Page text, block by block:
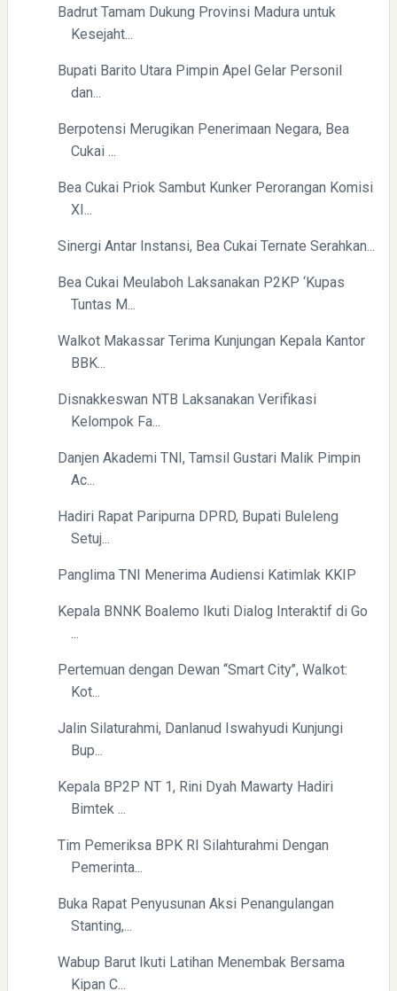
Badrut Tamam Dukung Provinsi Madura untuk
Kesejaht...
Bupati Barito Utara Pimpin Apel Gelar Personil
dan...
Berpotensi Merugikan Penerimaan Negara, Bea
Cukai ...
Bea Cukai Priok Sambut Kunker Perorangan Komisi
XI...
Sinergi Antar Instansi, Bea Cukai Ternate Serahkan...
Bea Cukai Meulaboh Laksanakan P2KP ‘Kupas
Tuntas M...
Walkot Makassar Terima Kunjungan Kepala Kantor
BBK...
Disnakkeswan NTB Laksanakan Verifikasi
Kelompok Fa...
Danjen Akademi TNI, Tamsil Gustari Malik Pimpin
Ac...
Hadiri Rapat Paripurna DPRD, Bupati Buleleng
Setuj...
Panglima TNI Menerima Audiensi Katimlak KKIP
Kepala BNNK Boalemo Ikuti Dialog Interaktif di Go
...
Pertemuan dengan Dewan ‘‘Smart City’’, Walkot:
Kot...
Jalin Silaturahmi, Danlanud Iswahyudi Kunjungi
Bup...
Kepala BP2P NT 1, Rini Dyah Mawarty Hadiri
Bimtek ...
Tim Pemeriksa BPK RI Silahturahmi Dengan
Pemerinta...
Buka Rapat Penyusunan Aksi Penangulangan
Stanting,...
Wabup Barut Ikuti Latihan Menembak Bersama
Kipan C...